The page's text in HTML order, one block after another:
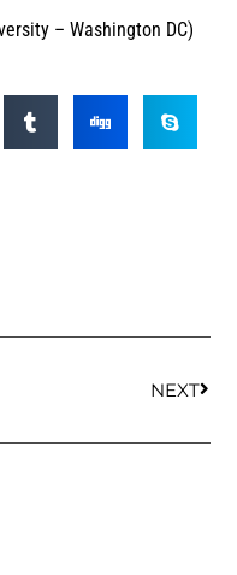
– Washington DC)
NEXT